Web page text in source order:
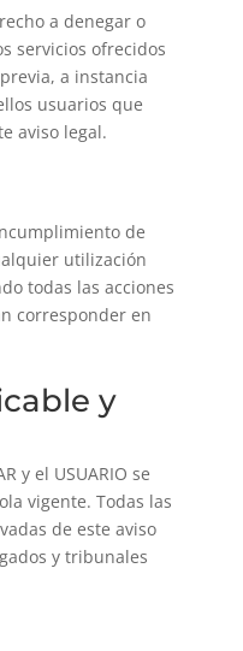
a denegar o
servicios ofrecidos
a instancia
usuarios que
aviso legal.
de
utilización
todas las acciones
corresponder en
y
y el USUARIO se
vigente. Todas las
de este aviso
y tribunales